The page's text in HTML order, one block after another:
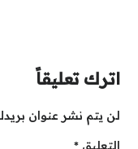
اترك تعليقاً
لن يتم نشر عنوان
التعليق *